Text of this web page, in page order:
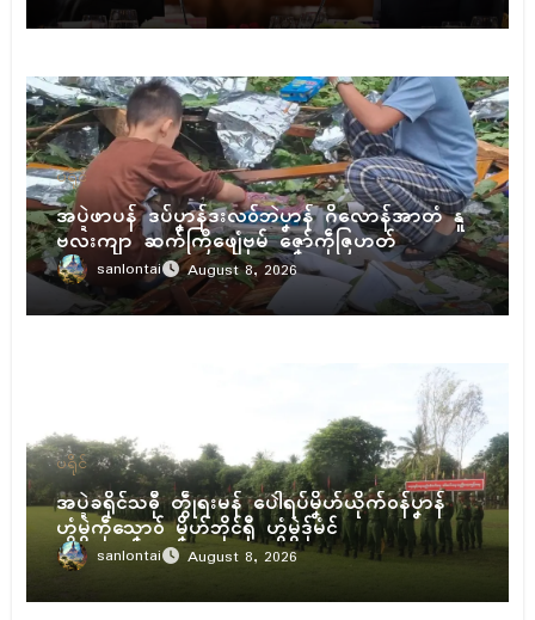
ပရိုၚ်
အပ္ဍဲဖာပန် ဒပ်ပၞာန်ဒးလဝ်ဘဲပၞာန် ဂိလောန်အာတံ နူ
ဗလးကျာ ဆက်ကြဳဖျေံဗုမ် ဇၞော်ကဵုဇြဟတ်
sanlontai August 8, 2026
ပရိုၚ်
အပ္ဍဲခရိုၚ်သဓီု တွဵုရးမန် ပေါဲရပ်မၞိဟ်ယိုက်ဝန်ပၞာန်
ဟွံမွဲကဵုသၞောဝ် မၞိဟ်ဘိုၚ်ရီု ဟွံမွဲဒှ်မံၚ်
sanlontai August 8, 2026